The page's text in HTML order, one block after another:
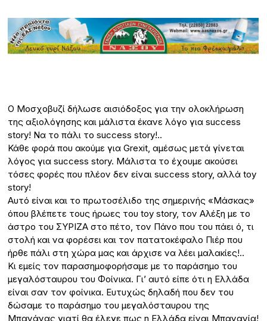
Ο Μοσχοβυζί δήλωσε αισιόδοξος για την ολοκλήρωση
της αξιολόγησης και μάλιστα έκανε λόγο για success
story! Να το πάλι το success story!..
Κάθε φορά που ακούμε για Grexit, αμέσως μετά γίνεται
λόγος για success story. Μάλιστα το έχουμε ακούσει
τόσες φορές που πλέον δεν είναι success story, αλλά toy
story!
Αυτό είναι και το πρωτοσέλιδο της σημερινής «Μάσκας»
όπου βλέπετε τους ήρωες του toy story, τον Αλέξη με το
άστρο του ΣΥΡΙΖΑ στο πέτο, τον Πάνο που του πάει ό, τι
στολή και να φορέσει και τον πατατοκέφαλο Πιέρ που
ήρθε πάλι στη χώρα μας και άρχισε να λέει μαλακίες!..
Κι εμείς τον παρασημοφορήσαμε με το παράσημο του
μεγαλόσταυρου του Φοίνικα. Γι’ αυτό είπε ότι η Ελλάδα
είναι σαν τον φοίνικα. Ευτυχώς δηλαδή που δεν του
δώσαμε το παράσημο του μεγαλόσταυρου της
Μπανάνας γιατί θα έλεγε πως η Ελλάδα είναι Μπανανία!